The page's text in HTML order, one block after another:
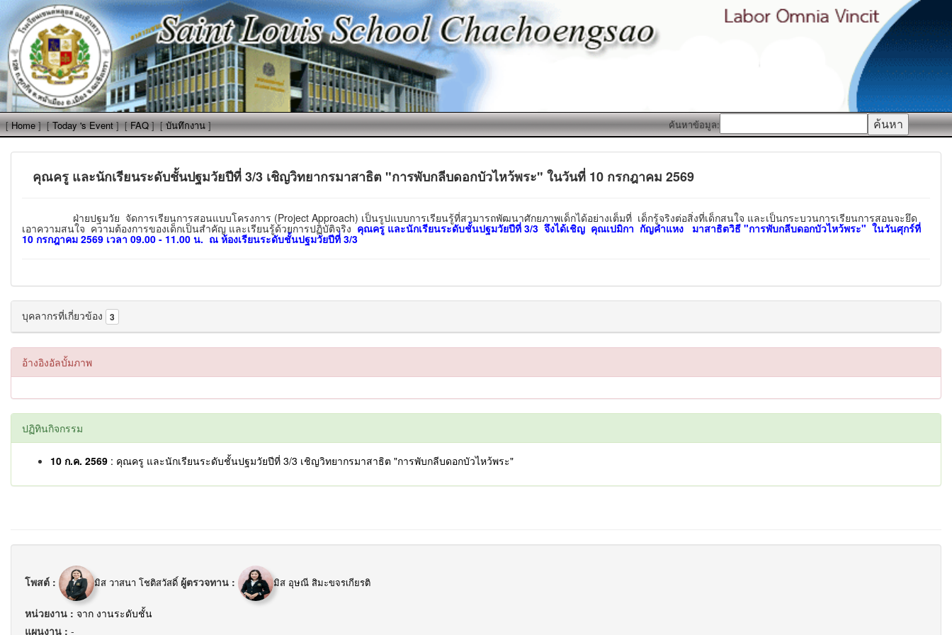
[Home] [Today 's Event] [FAQ] [บันทึกงาน] ค้นหาข้อมูล:
คุณครู และนักเรียนระดับชั้นปฐมวัยปีที่ 3/3 เชิญวิทยากรมาสาธิต "การพับกลีบดอกบัวไหว้พระ" ในวันที่ 10 กรกฎาคม 2569
ฝ่ายปฐมวัย จัดการเรียนการสอนแบบโครงการ (Project Approach) เป็นรูปแบบการเรียนรู้ที่สามารถพัฒนาศักยภาพเด็กได้อย่างเต็มที่ เด็กรู้จริงต่อสิ่งที่เด็กสนใจ และเป็นกระบวนการเรียนการสอนจะยึด
เอาความสนใจ ความต้องการของเด็กเป็นสำคัญ และเรียนรู้ด้วยการปฏิบัติจริง คุณครู และนักเรียนระดับชั้นปฐมวัยปีที่ 3/3 จึงได้เชิญ คุณเปมิกา กัญคำแหง มาสาธิตวิธี "การพับกลีบดอกบัวไหว้พระ" ในวันศุกร์ที่
10 กรกฎาคม 2569 เวลา 09.00 - 11.00 น. ณ ห้องเรียนระดับชั้นปฐมวัยปีที่่ 3/3
บุคลากรที่เกี่ยวข้อง 3
อ้างอิงอัลบั้มภาพ
ปฏิทินกิจกรรม
10 ก.ค. 2569 : คุณครู และนักเรียนระดับชั้นปฐมวัยปีที่ 3/3 เชิญวิทยากรมาสาธิต "การพับกลีบดอกบัวไหว้พระ"
โพสต์ : มิส วาสนา โชติสวัสดิ์ ผู้ตรวจทาน : มิส อุษณี สิมะขจรเกียรติ
หน่วยงาน : จาก งานระดับชั้น
แผนงาน : -